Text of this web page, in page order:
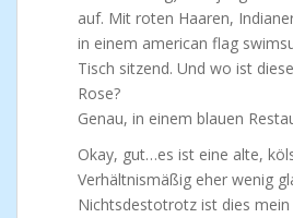
auf. Mit roten Haaren,
in einem american flag
Tisch sitzend. Und wo ist
Rose?
Genau, in einem blauen
Okay, gut…es ist eine alte,
Verhältnismäßig eher wenig
Nichtsdestotrotz ist dies